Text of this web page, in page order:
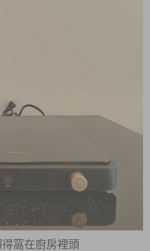
窩在廚房裡頭